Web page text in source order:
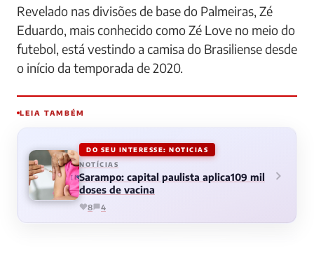
Revelado nas divisões de base do Palmeiras, Zé
Eduardo, mais conhecido como Zé Love no meio do
futebol, está vestindo a camisa do Brasiliense desde
o início da temporada de 2020.
LEIA TAMBÉM
DO SEU INTERESSE: NOTICIAS
NOTÍCIAS
Sarampo: capital paulista aplica109 mil
doses de vacina
8 4